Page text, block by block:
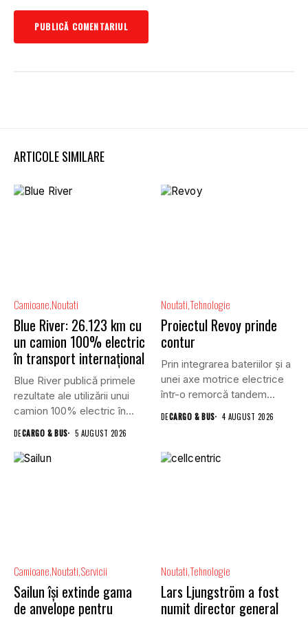
ARTICOLE SIMILARE
Camioane Noutati
Blue River: 26.123 km cu
un camion 100% electric
în transport internațional
Blue River publică primele
rezultate ale utilizării unui
camion 100% electric în...
DECARGO & BUS 5 AUGUST 2026
NoutatiTehnologie
Proiectul Revoy prinde
contur
Prin integrarea bateriilor și a
unei axe motrice electrice
într-o remorcă tandem...
DECARGO & BUS 4 AUGUST 2026
Camioane Noutati Servicii
Sailun își extinde gama
de anvelope pentru
NoutatiTehnologie
Lars Ljungström a fost
numit director general